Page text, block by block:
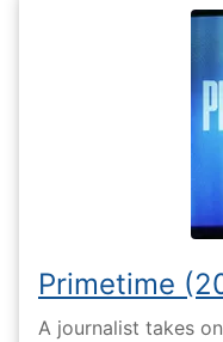
Primetime
A journalist takes